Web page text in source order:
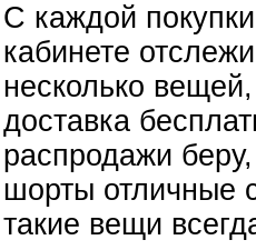
С каждой
кабинете
несколько
доставка
распродажи
шорты отличные
такие вещи